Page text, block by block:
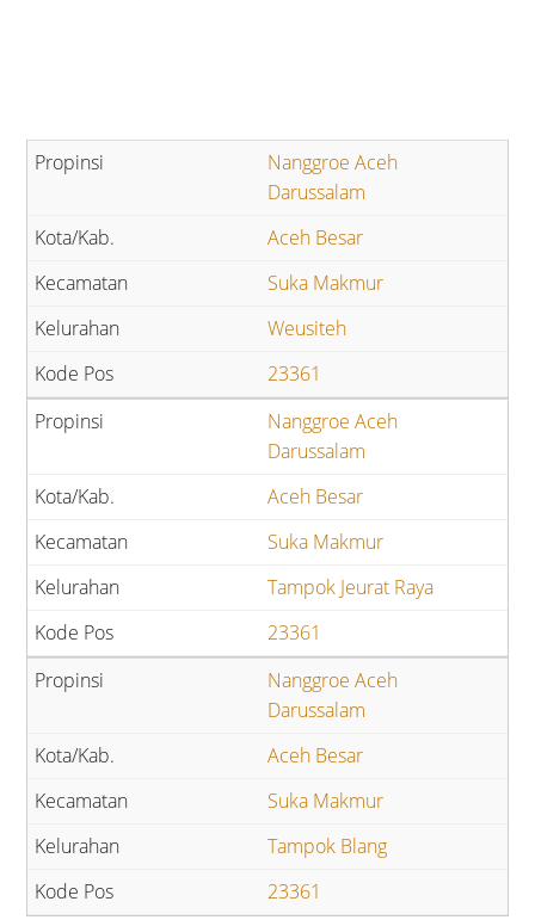
Nanggroe Aceh
Darussalam
Aceh Besar
Suka Makmur
Weusiteh
23361
Nanggroe Aceh
Darussalam
Aceh Besar
Suka Makmur
Tampok Jeurat Raya
23361
Nanggroe Aceh
Darussalam
Aceh Besar
Suka Makmur
Tampok Blang
23361